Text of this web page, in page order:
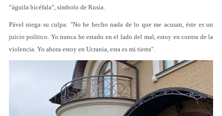
“águila bicéfala", símbolo de Rusia.
Pável niega su culpa: "No he hecho nada de lo que me acusan, éste es un
juicio político. Yo nunca he estado en el lado del mal, estoy en contra de la
violencia. Yo ahora estoy en Ucrania, esta es mi tierra".